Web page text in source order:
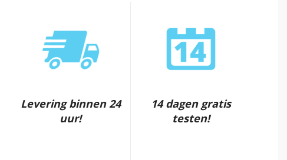
Levering binnen 24
uur!
14 dagen gratis
testen!